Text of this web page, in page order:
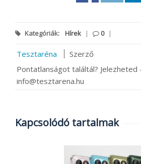
Kategóriák: Hírek | 0 |
Tesztaréna
Szerző
Pontatlanságot találtál? Jelezheted
info@tesztarena.hu
Kapcsolódó tartalmak